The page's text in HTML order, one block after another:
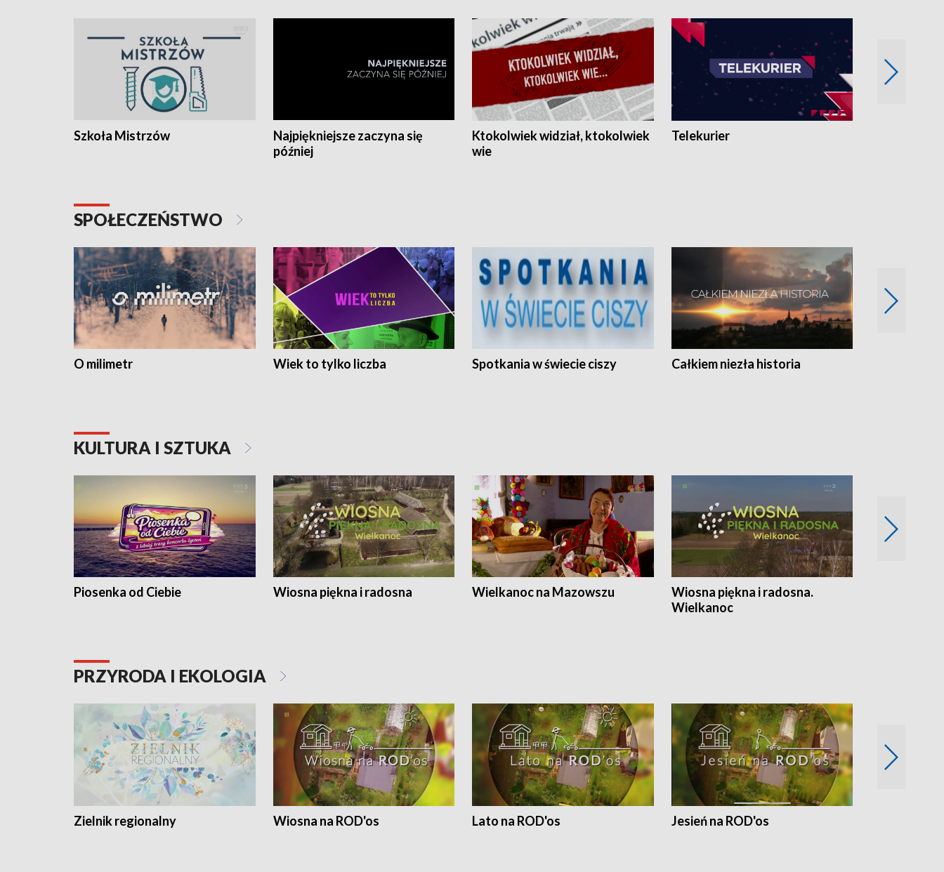
Szkoła Mistrzów
Najpiękniejsze zaczyna się
później
Ktokolwiek widział, ktokolwiek
wie
Telekurier
SPOŁECZEŃSTWO
O milimetr Wiek to tylko liczba Spotkania w świecie ciszy Całkiem niezła historia
KULTURA I SZTUKA
Piosenka od Ciebie Wiosna piękna i radosna Wielkanoc na Mazowszu
Wiosna piękna i radosna.
Wielkanoc
PRZYRODA I EKOLOGIA
Zielnik regionalny Wiosna na ROD'os Lato na ROD'os Jesień na ROD'os